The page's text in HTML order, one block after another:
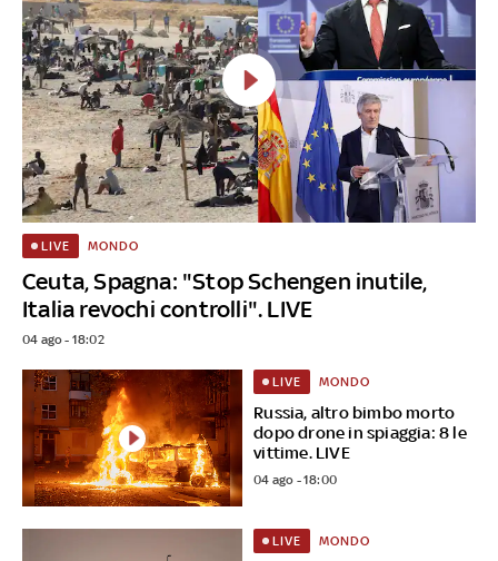
Ceuta, Spagna: "Stop Schengen inutile,
Italia revochi controlli". LIVE
LIVE MONDO
04 ago - 18:02
Russia, altro bimbo morto
dopo drone in spiaggia: 8 le
vittime. LIVE
LIVE MONDO
04 ago - 18:00
LIVE MONDO